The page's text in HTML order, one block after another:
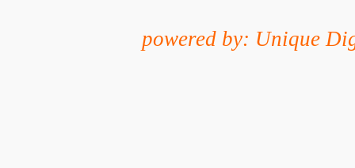
powered by: Unique